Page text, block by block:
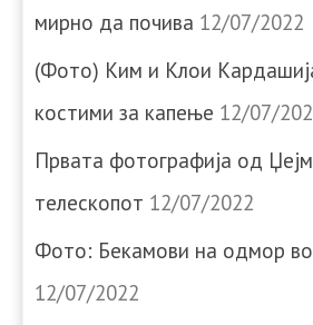
мирно да почива 12/07/2022
(Фото) Ким и Клои
костими за капење 12/07/
Првата фотографија од
телескопот 12/07/2022
Фото: Бекамови на одмор
12/07/2022